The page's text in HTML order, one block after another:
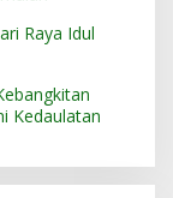
Raya Idul
Kedaulatan